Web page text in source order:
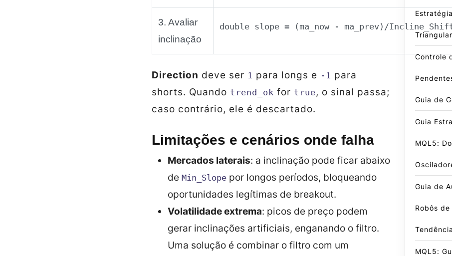
3. Avaliar
inclinação
double slope = (ma_now - ma_prev)/
Direction deve ser 1 para longs e -1 para
shorts. Quando trend_ok for true, o sinal passa;
caso contrário, ele é descartado.
Limitações e cenários onde falha
Mercados laterais: a inclinação pode ficar abaixo
de Min_Slope por longos períodos, bloqueando
oportunidades legítimas de breakout.
Volatilidade extrema: picos de preço podem
gerar inclinações artificiais, enganando o filtro.
Uma solução é combinar o filtro com um
Triangular
Controle
Guia de
Guia
MQL5:
Guia de
Robôs
Tendência
MQL5: